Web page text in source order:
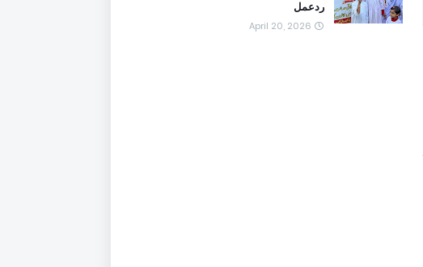
ردعمل
April 20, 2026